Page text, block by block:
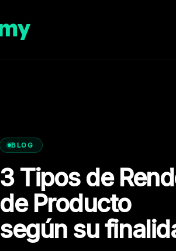
BLOG
3 Tipos de
de Producto
según su